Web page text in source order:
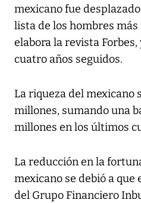
mexicano fue
lista de los hombres
elabora la revista
cuatro años seguidos.
La riqueza del mexicano
millones, sumando una
millones en los últimos
La reducción en la
mexicano se debió a
del Grupo Financiero